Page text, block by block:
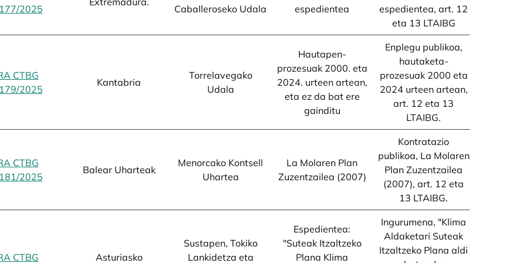
2025 opens in a new tab
Caballeroseko Udala
espedientea
espedientea, art. 12
eta 13 LTAIBG
CTBG
2025 opens in a new tab
Kantabria
Torrelavegako
Udala
Hautapen-
prozesuak 2000. eta
2024. urteen artean,
eta ez da bat ere
gainditu
Enplegu publikoa,
hautaketa-
prozesuak 2000 eta
2024 urteen artean,
art. 12 eta 13
LTAIBG.
CTBG
2025 opens in a new tab
Balear Uharteak
Menorcako Kontsell
Uhartea
La Molaren Plan
Zuzentzailea (2007)
Kontratazio
publikoa, La Molaren
Plan Zuzentzailea
(2007), art. 12 eta
13 LTAIBG.
CTBG Asturiasko
Sustapen, Tokiko
Lankidetza eta
Espedientea:
"Suteak Itzaltzeko
Plana Klima
Ingurumena, "Klima
Aldaketari Suteak
Itzaltzeko Plana aldi